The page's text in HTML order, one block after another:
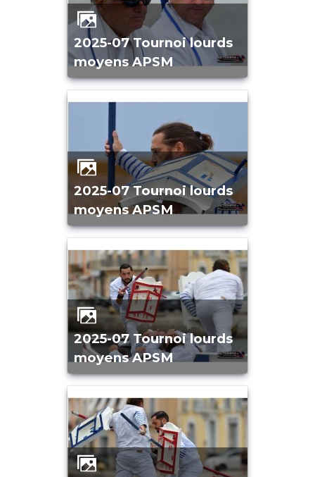
2025-07 Tournoi lourds
moyens APSM
2025-07 Tournoi lourds
moyens APSM
2025-07 Tournoi lourds
moyens APSM